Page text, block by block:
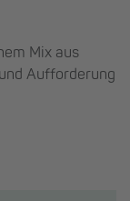
Mix aus
Aufforderung